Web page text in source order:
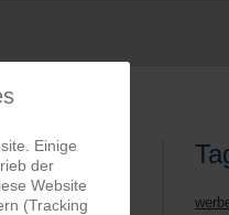
in
Einige
der
Website
(Tracking